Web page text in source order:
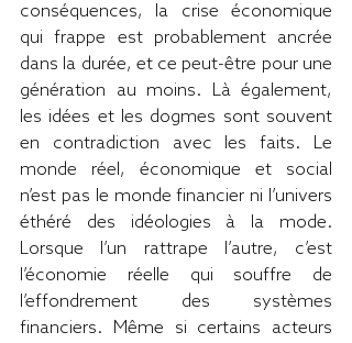
conséquences, la crise économique
qui frappe est probablement ancrée
dans la durée, et ce peut-être pour une
génération au moins. Là également,
les idées et les dogmes sont souvent
en contradiction avec les faits. Le
monde réel, économique et social
n’est pas le monde financier ni l’univers
éthéré des idéologies à la mode.
Lorsque l’un rattrape l’autre, c’est
l’économie réelle qui souffre de
l’effondrement des systèmes
financiers. Même si certains acteurs